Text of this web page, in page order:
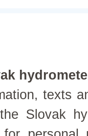
texts
Slovak